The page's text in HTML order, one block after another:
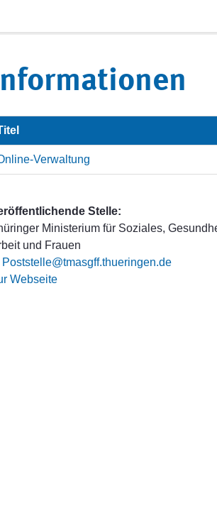
Verwaltung
Stelle:
Ministerium für Soziales,
und Frauen
Webseite